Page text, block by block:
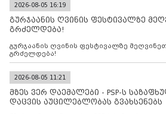
2026-08-05 16:19
გურჯაანის ღვინის ფესტივალზე
გრძელდება!
გურჯაანის ღვინის ფესტივალზე
გრძელდება!
2026-08-05 11:21
მზეს ვერ დაემალები - PSP-ს
დაცვის აუცილებლობას გვახსენებს